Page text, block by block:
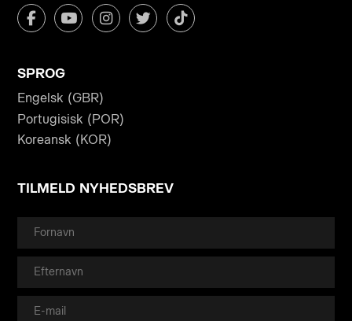
SPROG
Engelsk (GBR)
Portugisisk (POR)
Koreansk (KOR)
TILMELD NYHEDSBREV